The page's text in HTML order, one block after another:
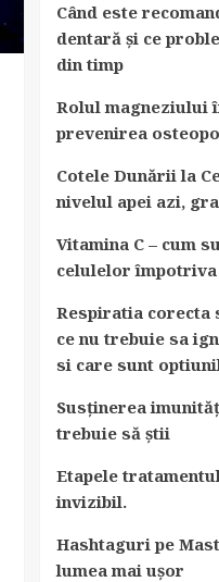
Când este
dentară și ce
din timp
Rolul magneziului
prevenirea
Cotele Dunării la
nivelul apei azi,
Vitamina C – cum
celulelor
Respiratia corecta
ce nu trebuie sa
si care sunt
Susținerea
trebuie să știi
Etapele
invizibil.
Hashtaguri pe
lumea mai ușor